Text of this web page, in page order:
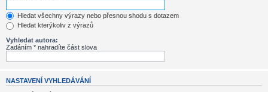
Hledat všechny výrazy nebo přesnou shodu s dotazem
Hledat kterýkoliv z výrazů
Vyhledat autora:
Zadáním * nahradíte část slova
NASTAVENÍ VYHLEDÁVÁNÍ